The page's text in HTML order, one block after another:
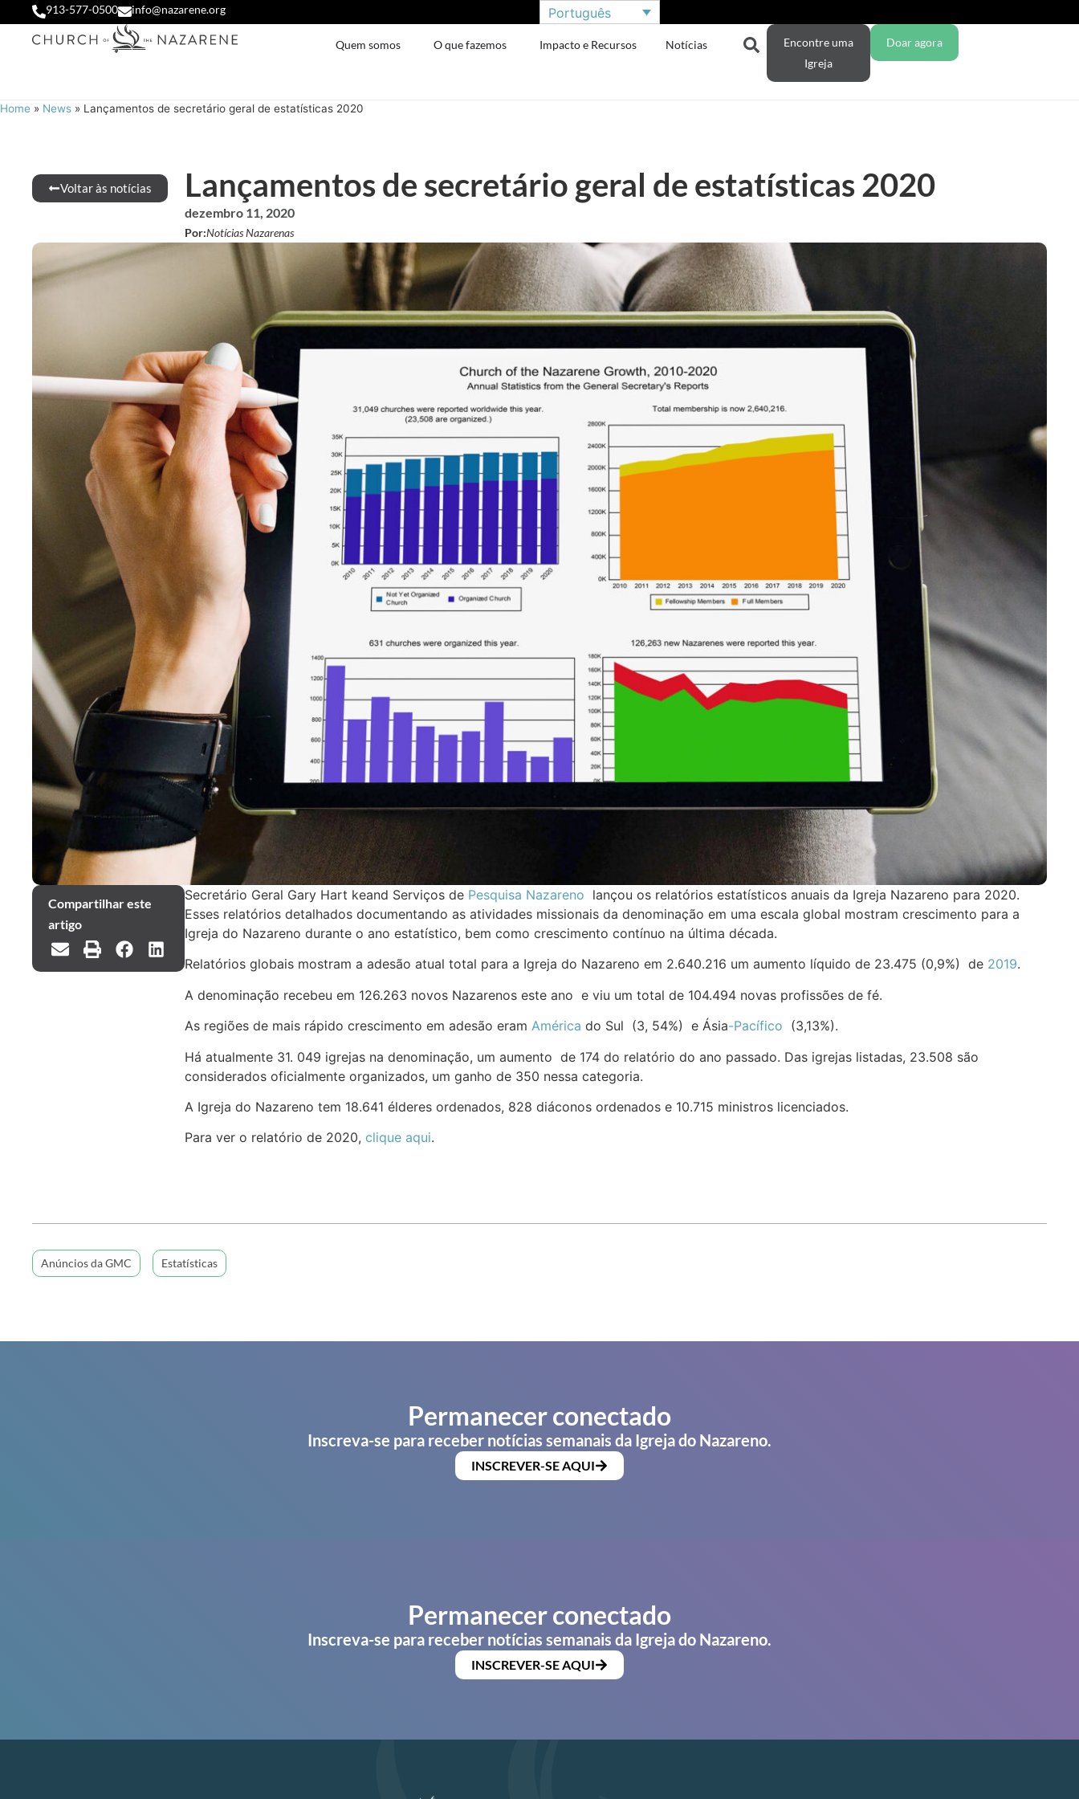
913-577-0500 info@nazarene.org Português
Quem somos O que fazemos Impacto e Recursos Notícias
Encontre uma
Igreja
Doar agora
Home » News » Lançamentos de secretário geral de estatísticas 2020
Voltar às notícias Lançamentos de secretário geral de estatísticas 2020
dezembro 11, 2020
Por:Notícias Nazarenas
Compartilhar este
artigo
Secretário Geral Gary Hart keand Serviços de Pesquisa Nazareno lançou os relatórios estatísticos anuais da Igreja Nazareno para 2020.
Esses relatórios detalhados documentando as atividades missionais da denominação em uma escala global mostram crescimento para a
Igreja do Nazareno durante o ano estatístico, bem como crescimento contínuo na última década.
Relatórios globais mostram a adesão atual total para a Igreja do Nazareno em 2.640.216 um aumento líquido de 23.475 (0,9%) de 2019.
A denominação recebeu em 126.263 novos Nazarenos este ano e viu um total de 104.494 novas profissões de fé.
As regiões de mais rápido crescimento em adesão eram América do Sul (3, 54%) e Ásia-Pacífico (3,13%).
Há atualmente 31. 049 igrejas na denominação, um aumento de 174 do relatório do ano passado. Das igrejas listadas, 23.508 são
considerados oficialmente organizados, um ganho de 350 nessa categoria.
A Igreja do Nazareno tem 18.641 élderes ordenados, 828 diáconos ordenados e 10.715 ministros licenciados.
Para ver o relatório de 2020, clique aqui.
Anúncios da GMC Estatísticas
Permanecer conectado
Inscreva-se para receber notícias semanais da Igreja do Nazareno.
INSCREVER-SE AQUI
Permanecer conectado
Inscreva-se para receber notícias semanais da Igreja do Nazareno.
INSCREVER-SE AQUI